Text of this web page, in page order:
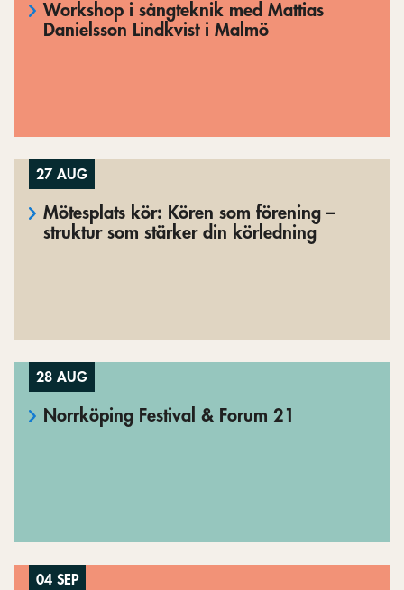
Workshop i sångteknik med Mattias
Danielsson Lindkvist i Malmö
27 AUG
Mötesplats kör: Kören som förening –
struktur som stärker din körledning
28 AUG
Norrköping Festival & Forum 21
04 SEP